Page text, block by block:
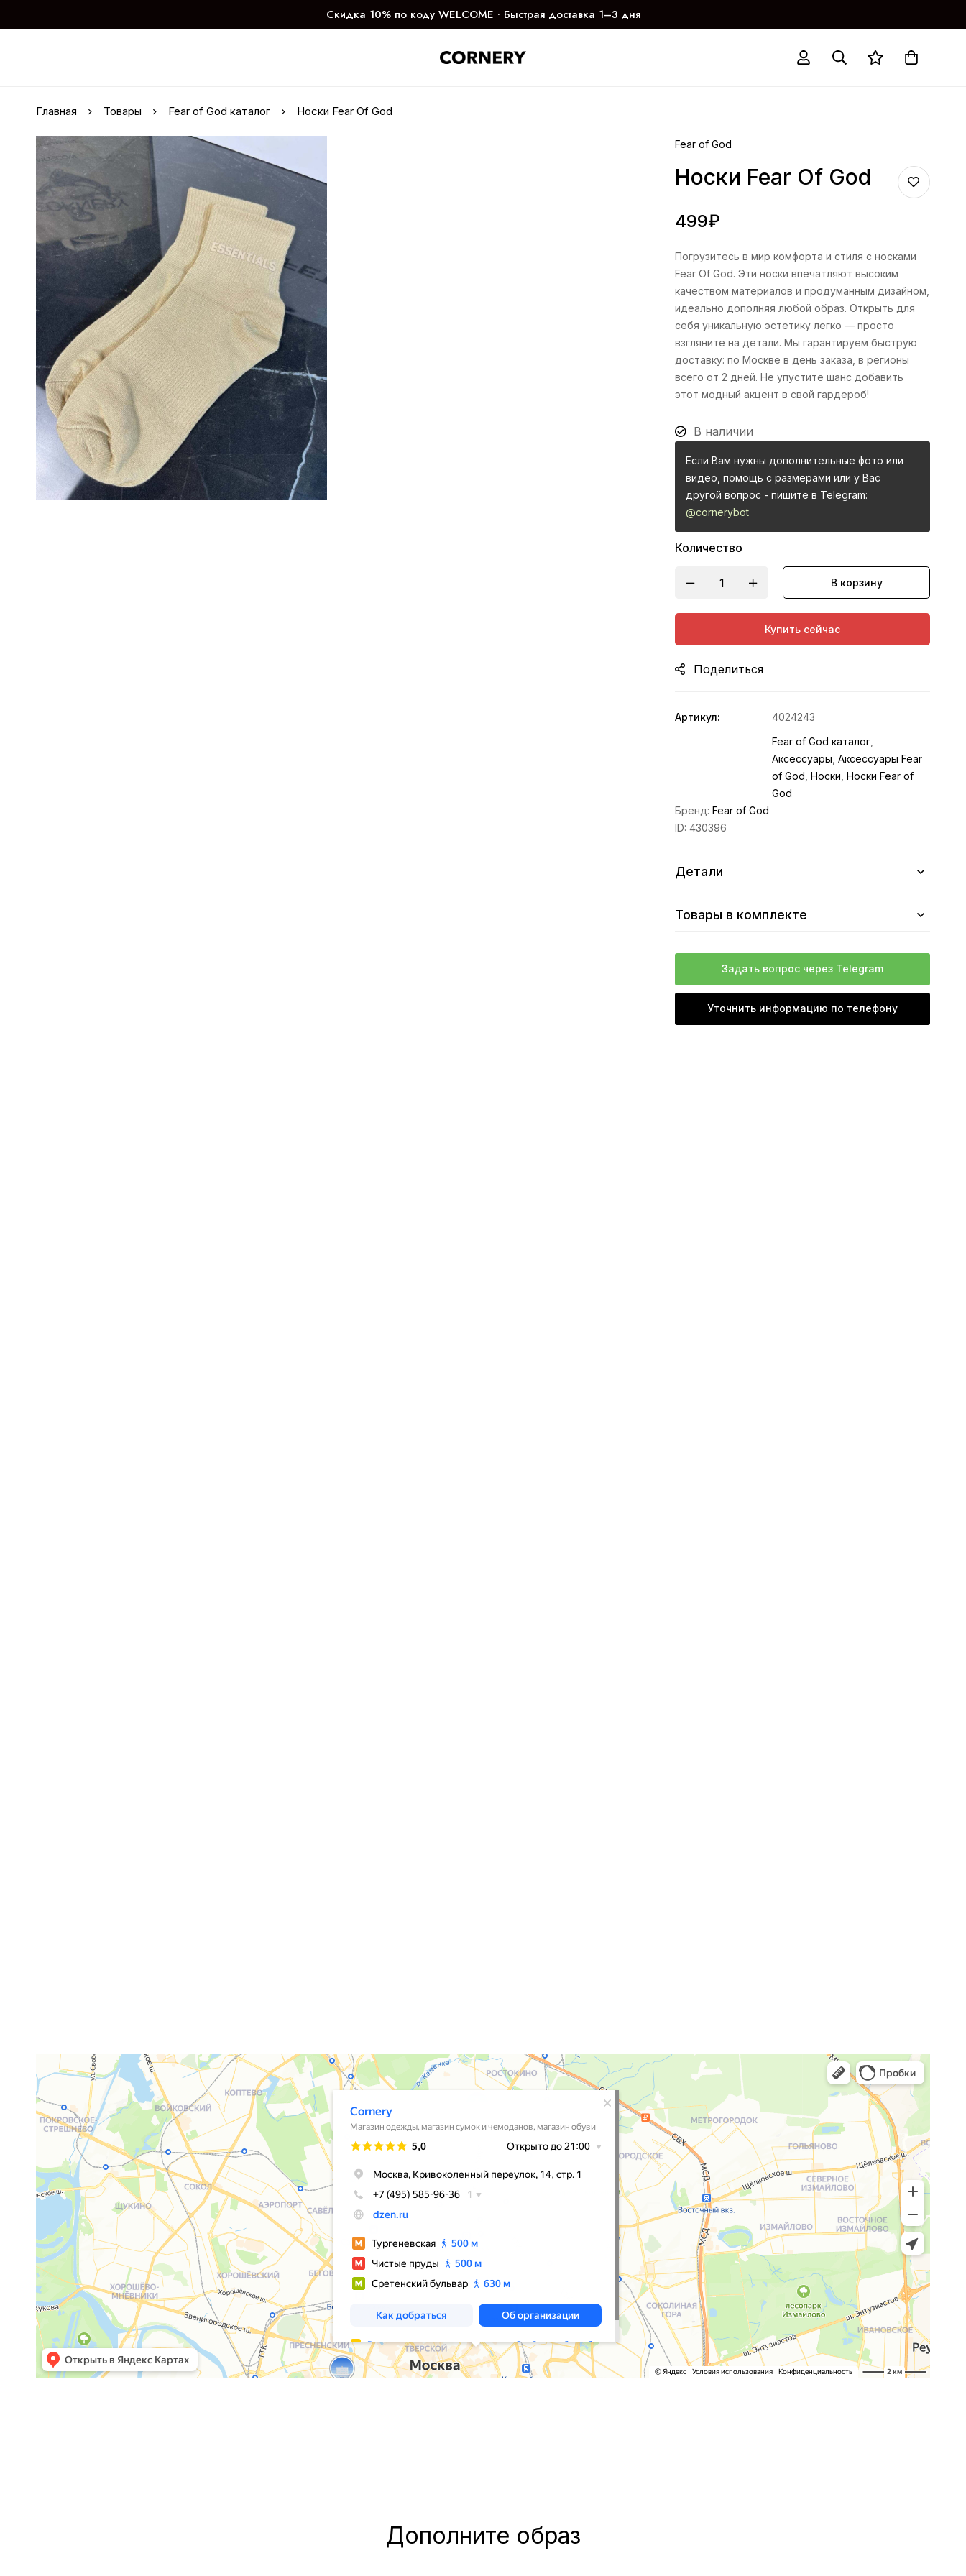
Скидка 10% по коду WELCOME ∙ Быстрая доставка 1–3 дня
Главная Товары Fear of God каталог Носки Fear Of God
Fear of God
Носки Fear Of God
499₽
Погрузитесь в мир комфорта и стиля с носками
Fear Of God. Эти носки впечатляют высоким
качеством материалов и продуманным дизайном,
идеально дополняя любой образ. Открыть для
себя уникальную эстетику легко — просто
взгляните на детали. Мы гарантируем быструю
доставку: по Москве в день заказа, в регионы
всего от 2 дней. Не упустите шанс добавить
этот модный акцент в свой гардероб!
В наличии
Если Вам нужны дополнительные фото или
видео, помощь с размерами или у Вас
другой вопрос - пишите в Telegram:
@cornerybot
Количество
В корзину
Купить сейчас
Поделиться
Артикул:
4024243
Fear of God каталог
Аксессуары ,Аксессуары Fear
of God ,Носки ,Носки Fear of
God
Бренд:Fear of God
ID:430396
Детали
Товары в комплекте
Задать вопрос через Telegram
Уточнить информацию по телефону
Дополните образ